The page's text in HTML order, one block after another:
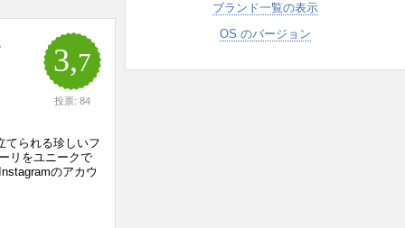
3,7
投票: 84
てられる珍しいフ
リをユニークで
のアカウ
ブランド一覧の表示
OS のバージョン